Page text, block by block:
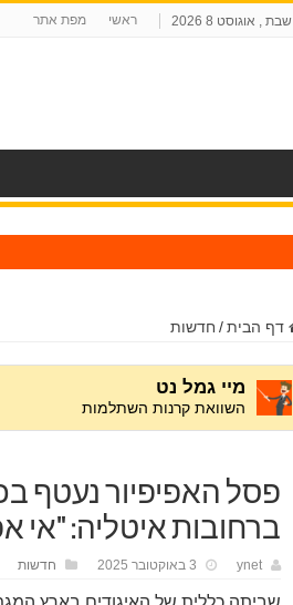
שבת , אוגוסט 8 2026 ראשי מפת אתר
דף הבית/ חדשות
פסל האפיפיור נעטף
ברחובות איטליה: "אי
ynet 3 באוקטובר 2025 חדשות